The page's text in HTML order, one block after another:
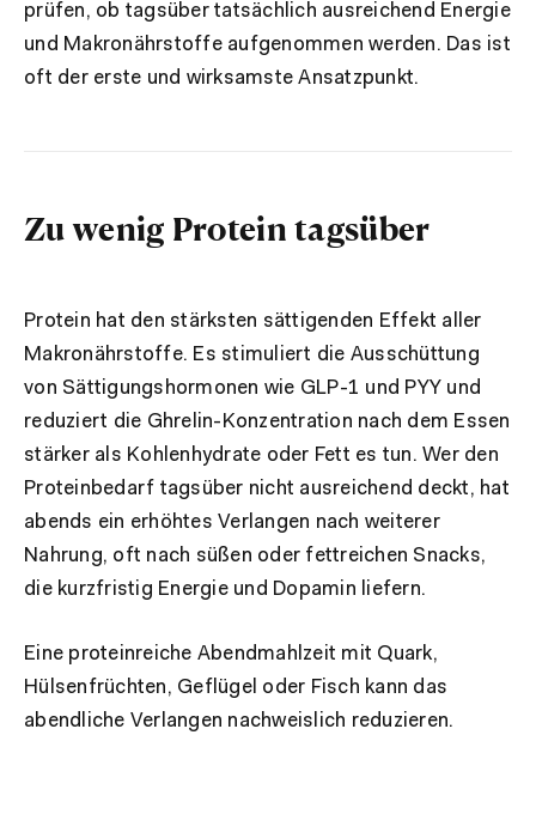
prüfen, ob tagsüber tatsächlich ausreichend Energie
und Makronährstoffe aufgenommen werden. Das ist
oft der erste und wirksamste Ansatzpunkt.
Zu wenig Protein tagsüber
Protein hat den stärksten sättigenden Effekt aller
Makronährstoffe. Es stimuliert die Ausschüttung
von Sättigungshormonen wie GLP-1 und PYY und
reduziert die Ghrelin-Konzentration nach dem Essen
stärker als Kohlenhydrate oder Fett es tun. Wer den
Proteinbedarf tagsüber nicht ausreichend deckt, hat
abends ein erhöhtes Verlangen nach weiterer
Nahrung, oft nach süßen oder fettreichen Snacks,
die kurzfristig Energie und Dopamin liefern.
Eine proteinreiche Abendmahlzeit mit Quark,
Hülsenfrüchten, Geflügel oder Fisch kann das
abendliche Verlangen nachweislich reduzieren.